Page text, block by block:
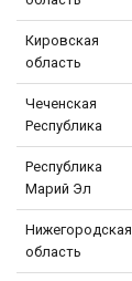
Кировская
область
Чеченская
Республика
Республика
Марий Эл
Нижегородская
область